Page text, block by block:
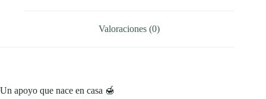
Valoraciones (0)
Un apoyo que nace en casa 🍯